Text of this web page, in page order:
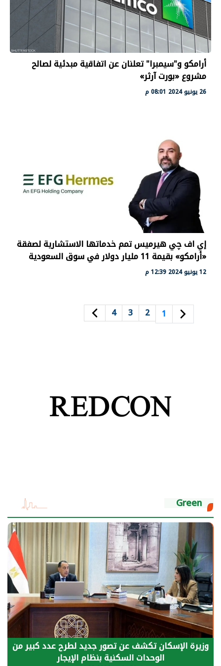
أرامكو و"سيمبرا" تعلنان عن اتفاقية مبدئية لصالح
مشروع «بورت آرثر»
26 يونيو 2024 08:01 م
إي اف چي هيرميس تمم خدماتها الاستشارية لصفقة
«أرامكو» بقيمة 11 مليار دولار في سوق السعودية
12 يونيو 2024 12:39 م
1
2
3
4
Green
الرئيس السيسي: توقف الأنشطة في قطاع الطاقة
يحتاج إلى سنوات لعودة معدلات الإنتاج الطبيعية